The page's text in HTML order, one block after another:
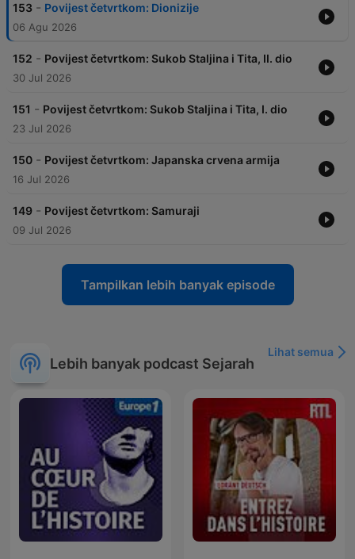
153 - Povijest četvrtkom: Dionizije
06 Agu 2026
152 - Povijest četvrtkom: Sukob Staljina i Tita, II. dio
30 Jul 2026
151 - Povijest četvrtkom: Sukob Staljina i Tita, I. dio
23 Jul 2026
150 - Povijest četvrtkom: Japanska crvena armija
16 Jul 2026
149 - Povijest četvrtkom: Samuraji
09 Jul 2026
Tampilkan lebih banyak episode
Lebih banyak podcast Sejarah
Lihat semua